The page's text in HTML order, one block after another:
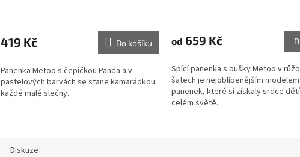
419 Kč Do košíku
Panenka Metoo s čepičkou Panda a v
pastelových barvách se stane kamarádkou
každé malé slečny.
produktu
je
z
5
hvězdiček.
od 659 Kč
Spící panenka s oušky Metoo v
šatech je nejoblíbenějším
panenek, které si získaly srdce
celém světě.
Diskuze